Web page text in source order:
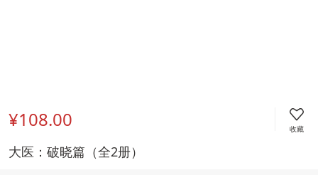
¥108.00 收藏
大医：破晓篇（全2册）